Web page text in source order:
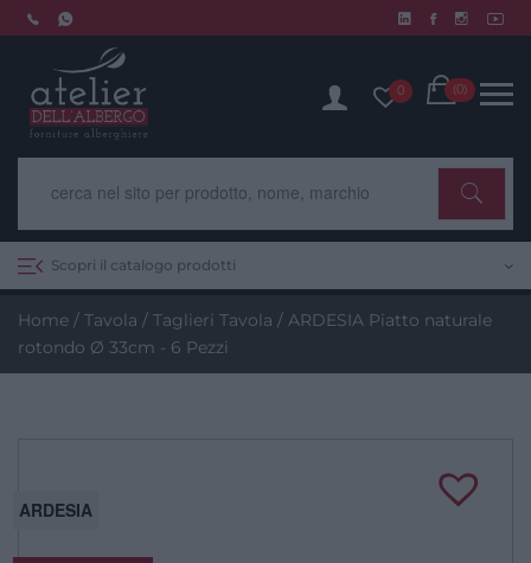
Skip
to
0 Cart
(0)
Scopri il catalogo prodotti
Home / Tavola / Taglieri Tavola / ARDESIA Piatto naturale
rotondo Ø 33cm - 6 Pezzi
ARDESIA